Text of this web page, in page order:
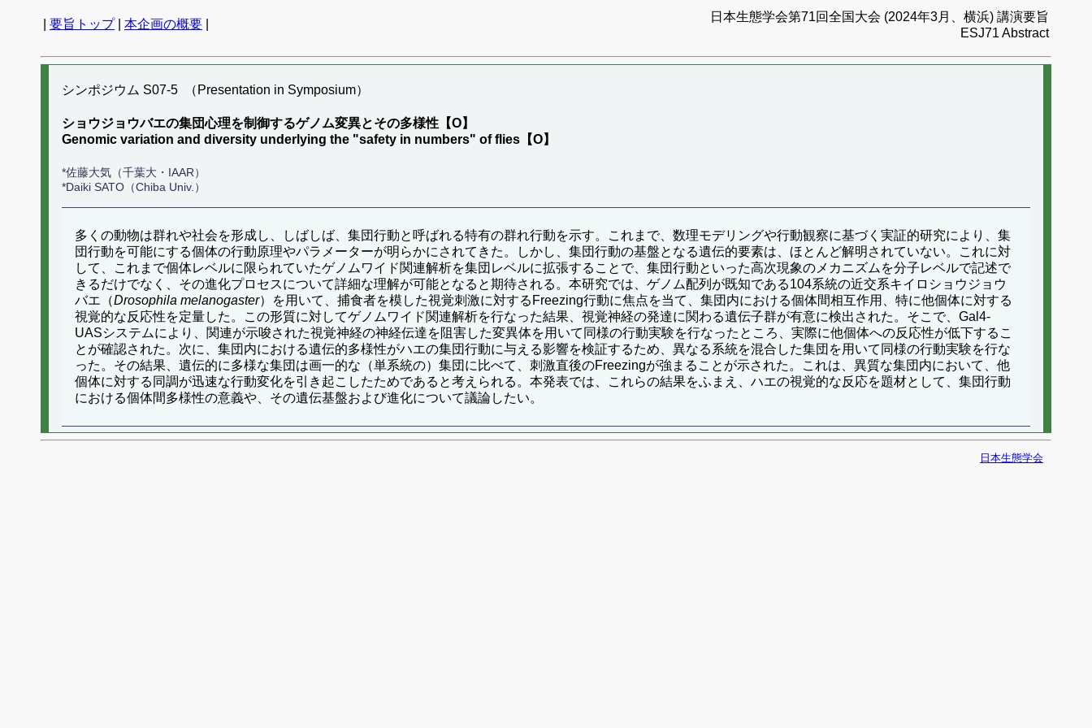
要旨トップ| 本企画の概要
日本生態学会第71回全国大会 (2024年3月、横浜) 講演要旨
ESJ71 Abstract
シンポジウム S07-5 （Presentation in Symposium）
ショウジョウバエの集団心理を制御するゲノム変異とその多様性【O】
Genomic variation and diversity underlying the "safety in numbers" of flies【O】
*佐藤大気（千葉大・IAAR）
*Daiki SATO（Chiba Univ.）
多くの動物は群れや社会を形成し、しばしば、集団行動と呼ばれる特有の群れ行動を示す。これまで、数理モデリングや行動観察に基づく実証的研究により、集
団行動を可能にする個体の行動原理やパラメーターが明らかにされてきた。しかし、集団行動の基盤となる遺伝的要素は、ほとんど解明されていない。これに対
して、これまで個体レベルに限られていたゲノムワイド関連解析を集団レベルに拡張することで、集団行動といった高次現象のメカニズムを分子レベルで記述で
きるだけでなく、その進化プロセスについて詳細な理解が可能となると期待される。本研究では、ゲノム配列が既知である104系統の近交系キイロショウジョウ
バエ（Drosophila melanogaster）を用いて、捕食者を模した視覚刺激に対するFreezing行動に焦点を当て、集団内における個体間相互作用、特に他個体に対する
視覚的な反応性を定量した。この形質に対してゲノムワイド関連解析を行なった結果、視覚神経の発達に関わる遺伝子群が有意に検出された。そこで、Gal4-
UASシステムにより、関連が示唆された視覚神経の神経伝達を阻害した変異体を用いて同様の行動実験を行なったところ、実際に他個体への反応性が低下するこ
とが確認された。次に、集団内における遺伝的多様性がハエの集団行動に与える影響を検証するため、異なる系統を混合した集団を用いて同様の行動実験を行な
った。その結果、遺伝的に多様な集団は画一的な（単系統の）集団に比べて、刺激直後のFreezingが強まることが示された。これは、異質な集団内において、他
個体に対する同調が迅速な行動変化を引き起こしたためであると考えられる。本発表では、これらの結果をふまえ、ハエの視覚的な反応を題材として、集団行動
における個体間多様性の意義や、その遺伝基盤および進化について議論したい。
日本生態学会